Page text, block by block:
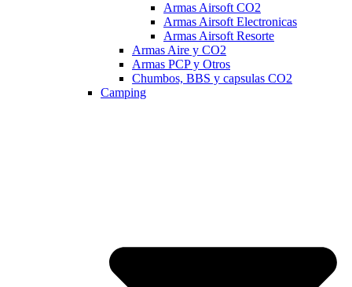
Armas Airsoft CO2
Armas Airsoft Electronicas
Armas Airsoft Resorte
Armas Aire y CO2
Armas PCP y Otros
Chumbos, BBS y capsulas CO2
Camping